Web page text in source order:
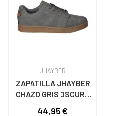
JHAYBER
ZAPATILLA JHAYBER
CHAZO GRIS OSCURO
44,95 €